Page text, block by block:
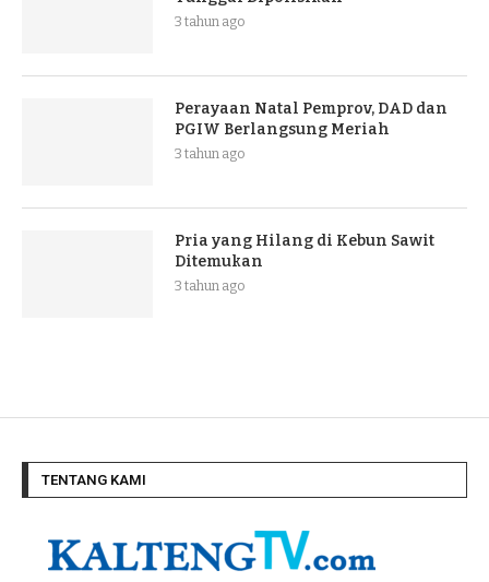
3 tahun ago
Perayaan Natal Pemprov, DAD dan
PGIW Berlangsung Meriah
3 tahun ago
Pria yang Hilang di Kebun Sawit
Ditemukan
3 tahun ago
TENTANG KAMI